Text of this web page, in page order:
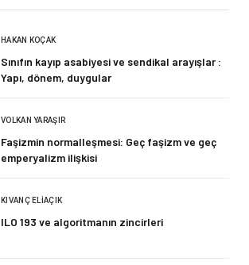
HAKAN KOÇAK
Sınıfın kayıp asabiyesi ve sendikal arayışlar :
Yapı, dönem, duygular
VOLKAN YARAŞIR
Faşizmin normalleşmesi: Geç faşizm ve geç
emperyalizm ilişkisi
KIVANÇ ELIAÇIK
ILO 193 ve algoritmanın zincirleri